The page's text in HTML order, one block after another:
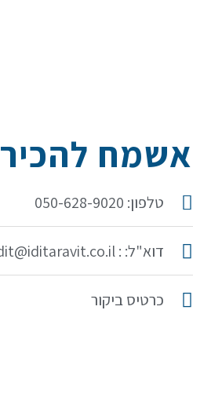
אשמח להכיר
טלפון: 050-628-9020
דוא"ל: : idit@iditaravit.co.il
כרטיס ביקור